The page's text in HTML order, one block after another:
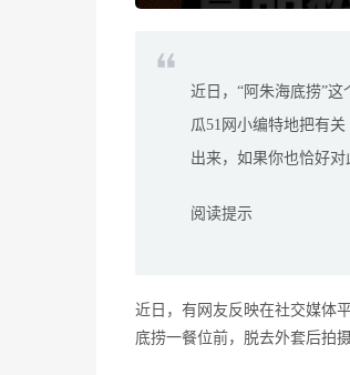
近日，“阿朱海底捞”
瓜51网小编特地把有
出来，如果你也恰好
阅读提示
近日，有网友反映在社交媒体
底捞一餐位前，脱去外套后拍